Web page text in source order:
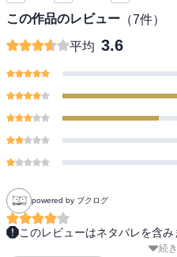
この作品のレビュー （7件）
平均 3.6
powered by ブクログ
このレビューはネタバレを含み
祖国の崩壊を目の当たりにした
続